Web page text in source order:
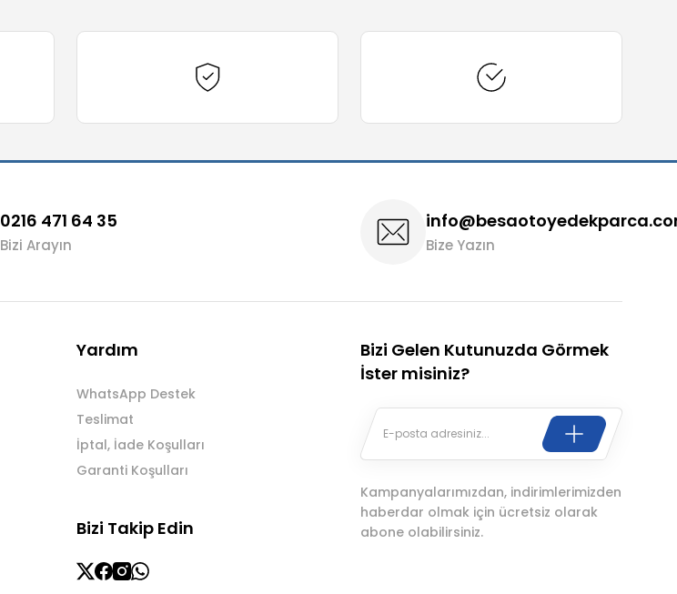
Gönder
0216 471 64 35
Bizi Arayın Bize Yazın
Yardım
WhatsApp Destek
Teslimat
İptal, İade Koşulları
Garanti Koşulları
Bizi Takip Edin
Bizi Gelen Kutunuzda Görmek
İster misiniz?
Kampanyalarımızdan, indirimlerimizden
haberdar olmak için ücretsiz olarak
abone olabilirsiniz.